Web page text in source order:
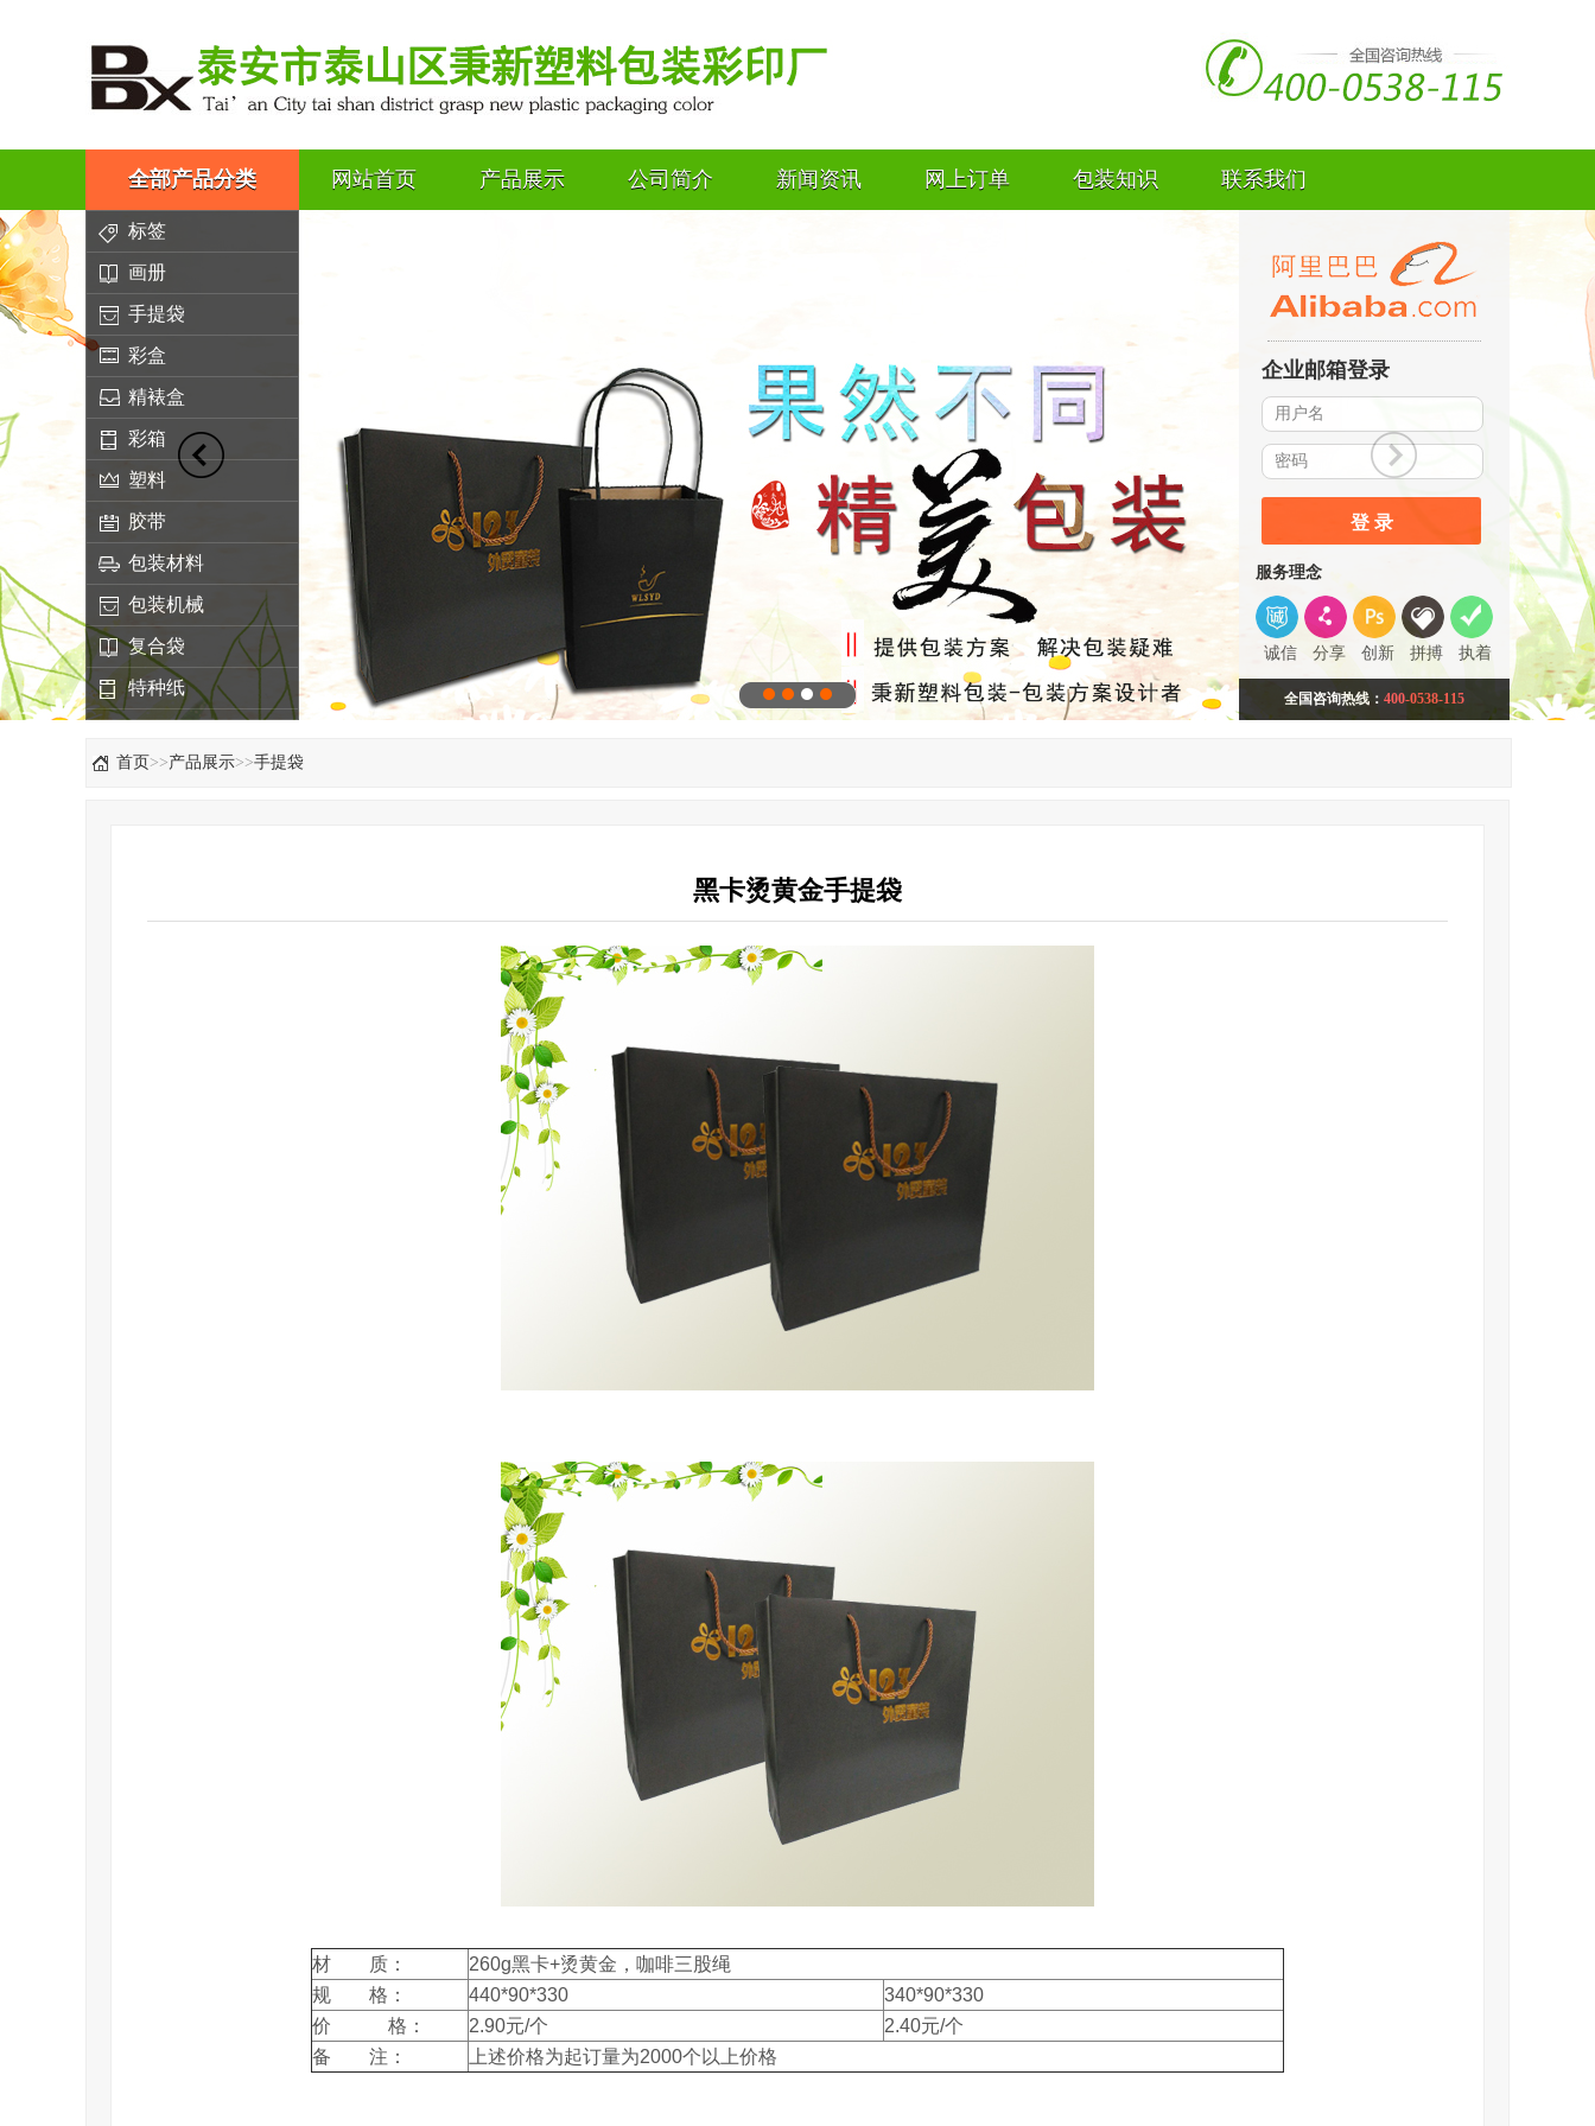
全部产品分类 网站首页 产品展示 公司简介 新闻资讯 网上订单 包装知识 联系我们
标签
画册
手提袋
彩盒
精裱盒
彩箱
塑料
胶带
包装材料
包装机械
复合袋
特种纸
企业邮箱登录
登 录
服务理念
诚信 分享 创新 拼搏 执着
全国咨询热线： 400-0538-115
首页>>产品展示>>手提袋
黑卡烫黄金手提袋
材 质：
260g黑卡+烫黄金，咖啡三股绳
规 格：
440*90*330
340*90*330
价 格：
2.90元/个
2.40元/个
备 注：
上述价格为起订量为2000个以上价格